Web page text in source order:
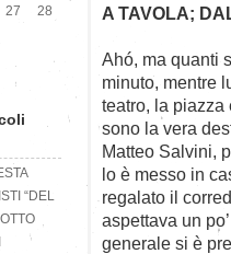
A TAVOLA;
Ahó, ma quanti
minuto, mentre
teatro, la piazza
sono la vera
Matteo Salvini,
lo è messo in
regalato il
aspettava un
generale si è
27 28
“DEL